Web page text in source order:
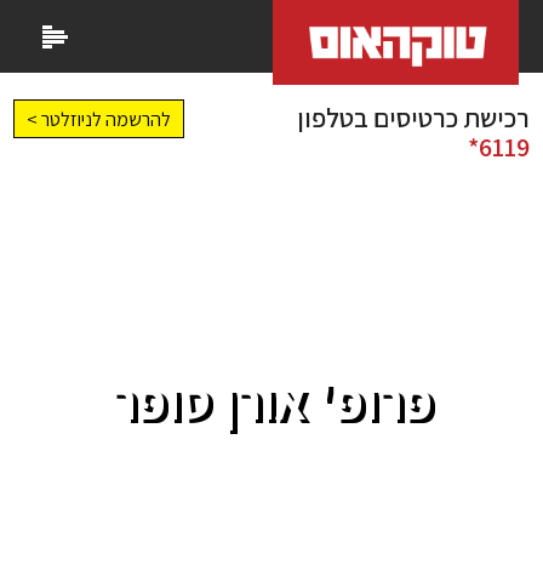
רכישת כרטיסים בטלפון
6119*
להרשמה לניוזלטר >
פרופ' אורן סופר